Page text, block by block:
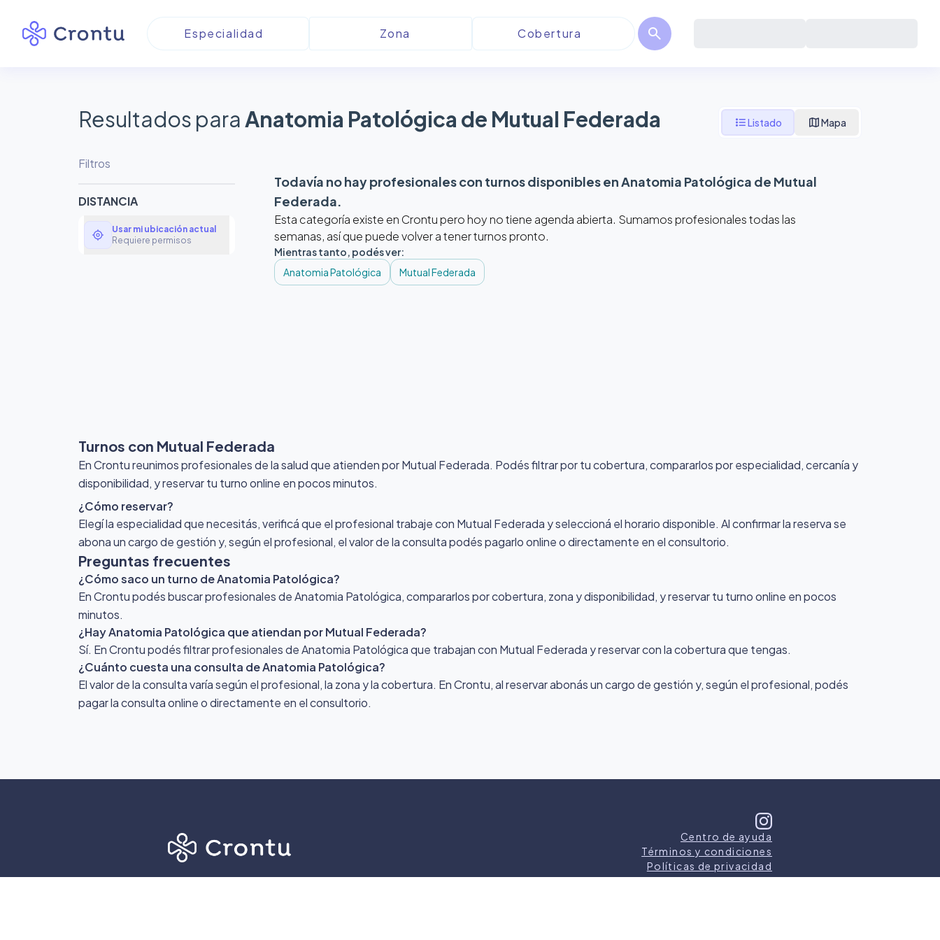
search
Resultados paraAnatomia Patológica de Mutual Federada format_list_bulletedListado mapMapa
Filtros
DISTANCIA
my_location
Usar mi ubicación actual
Requiere permisos
Todavía no hay profesionales con turnos disponibles enAnatomia Patológica de Mutual
Federada.
Esta categoría existe en Crontu pero hoy no tiene agenda abierta. Sumamos profesionales todas las
semanas, así que puede volver a tener turnos pronto.
Mientras tanto, podés ver:
Anatomia Patológica
Mutual Federada
Turnos con Mutual Federada
En Crontu reunimos profesionales de la salud que atienden por Mutual Federada. Podés filtrar por tu cobertura, compararlos por especialidad, cercanía y
disponibilidad, y reservar tu turno online en pocos minutos.
¿Cómo reservar?
Elegí la especialidad que necesitás, verificá que el profesional trabaje con Mutual Federada y seleccioná el horario disponible. Al confirmar la reserva se
abona un cargo de gestión y, según el profesional, el valor de la consulta podés pagarlo online o directamente en el consultorio.
Preguntas frecuentes
¿Cómo saco un turno de Anatomia Patológica?
En Crontu podés buscar profesionales de Anatomia Patológica, compararlos por cobertura, zona y disponibilidad, y reservar tu turno online en pocos
minutos.
¿Hay Anatomia Patológica que atiendan por Mutual Federada?
Sí. En Crontu podés filtrar profesionales de Anatomia Patológica que trabajan con Mutual Federada y reservar con la cobertura que tengas.
¿Cuánto cuesta una consulta de Anatomia Patológica?
El valor de la consulta varía según el profesional, la zona y la cobertura. En Crontu, al reservar abonás un cargo de gestión y, según el profesional, podés
pagar la consulta online o directamente en el consultorio.
Centro de ayuda
Términos y condiciones
Políticas de privacidad
©2026Crontu – Todos los derechos reservados